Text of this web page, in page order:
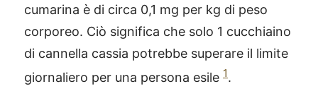
cumarina è di circa 0,1 mg per kg di peso
corporeo. Ciò significa che solo 1 cucchiaino
di cannella cassia potrebbe superare il limite
giornaliero per una persona esile 1.